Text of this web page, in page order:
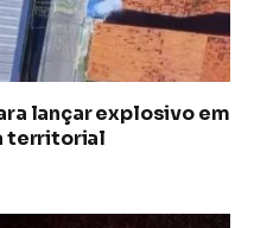
lançar explosivo em
territorial